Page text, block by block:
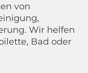
von
Wir helfen
Bad oder